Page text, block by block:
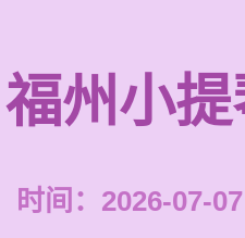
福州小
时间：2026-07-